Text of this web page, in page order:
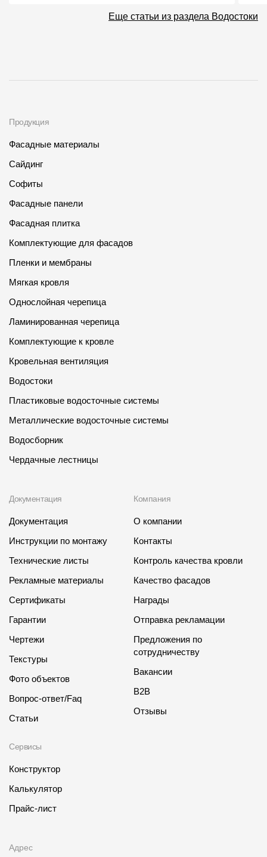
Еще статьи из раздела Водостоки
Продукция
Фасадные материалы
Сайдинг
Софиты
Фасадные панели
Фасадная плитка
Комплектующие для фасадов
Пленки и мембраны
Мягкая кровля
Однослойная черепица
Ламинированная черепица
Комплектующие к кровле
Кровельная вентиляция
Водостоки
Пластиковые водосточные системы
Металлические водосточные системы
Водосборник
Чердачные лестницы
Документация
Документация
Инструкции по монтажу
Технические листы
Рекламные материалы
Сертификаты
Гарантии
Чертежи
Текстуры
Фото объектов
Вопрос-ответ/Faq
Статьи
Сервисы
Конструктор
Калькулятор
Прайс-лист
Компания
О компании
Контакты
Контроль качества кровли
Качество фасадов
Награды
Отправка рекламации
Предложения по
сотрудничеству
Вакансии
B2B
Отзывы
Адрес